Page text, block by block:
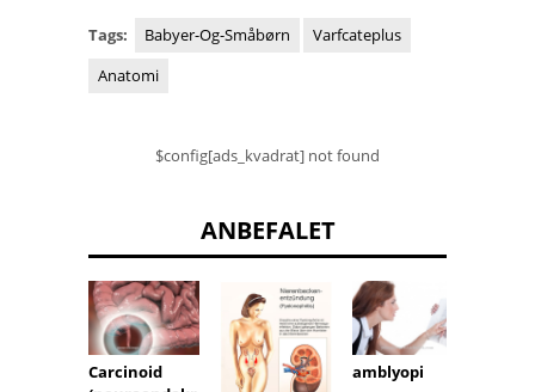
Tags: Babyer-Og-Småbørn
Varfcateplus
Anatomi
$config[ads_kvadrat] not found
ANBEFALET
Carcinoid
amblyopi